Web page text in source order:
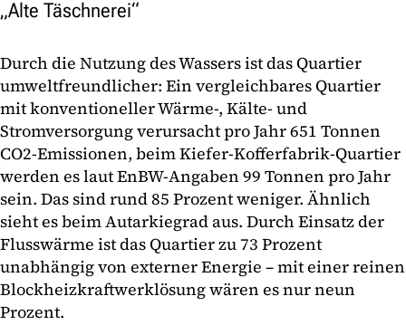
„Alte Täschnerei“
Durch die Nutzung des Wassers ist das Quartier
umweltfreundlicher: Ein vergleichbares Quartier
mit konventioneller Wärme-, Kälte- und
Stromversorgung verursacht pro Jahr 651 Tonnen
CO2-Emissionen, beim Kiefer-Kofferfabrik-Quartier
werden es laut EnBW-Angaben 99 Tonnen pro Jahr
sein. Das sind rund 85 Prozent weniger. Ähnlich
sieht es beim Autarkiegrad aus. Durch Einsatz der
Flusswärme ist das Quartier zu 73 Prozent
unabhängig von externer Energie – mit einer reinen
Blockheizkraftwerklösung wären es nur neun
Prozent.